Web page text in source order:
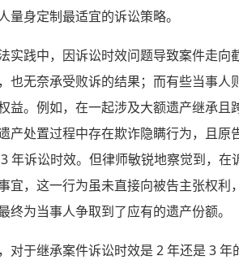
量身定制最适宜的诉讼策略。
践中，因诉讼时效问题导致案件走向
也无奈承受败诉的结果；而有些当事
益。例如，在一起涉及大额遗产继承
产处置过程中存在欺诈隐瞒行为，且
年诉讼时效。但律师敏锐地察觉到，
宜，这一行为虽未直接向被告主张权
终为当事人争取到了应有的遗产份额。
于继承案件诉讼时效是 2 年还是 3 年